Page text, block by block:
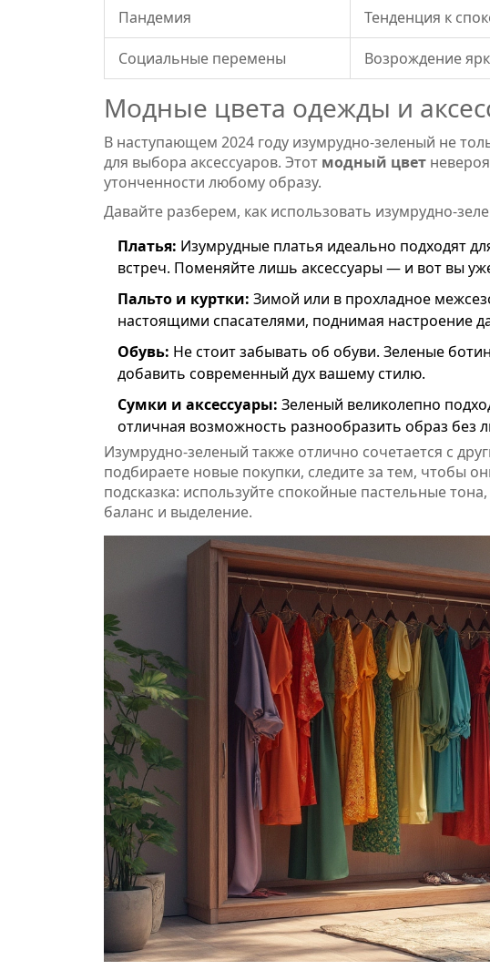
Пандемия Тенденция к
Социальные перемены Возрождение
Модные цвета одежды и
В наступающем 2024 году изумрудно-зеленый не
для выбора аксессуаров. Этот модный цвет
утонченности любому образу.
Давайте разберем, как использовать изумрудно-
Платья: Изумрудные платья идеально подходят
встреч. Поменяйте лишь аксессуары — и вот вы
Пальто и куртки: Зимой или в прохладное
настоящими спасателями, поднимая настроение
Обувь: Не стоит забывать об обуви. Зеленые
добавить современный дух вашему стилю.
Сумки и аксессуары: Зеленый великолепно
отличная возможность разнообразить образ без
Изумрудно-зеленый также отлично сочетается с
подбираете новые покупки, следите за тем, чтобы
подсказка: используйте спокойные пастельные
баланс и выделение.